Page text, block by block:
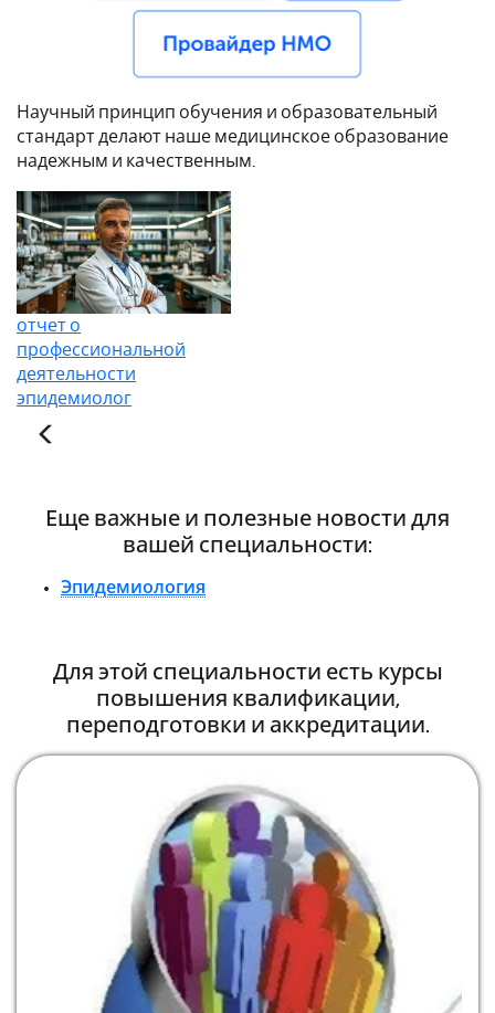
Научный принцип обучения и образовательный
стандарт делают наше медицинское образование
надежным и качественным.
отчет о
профессиональной
деятельности
эпидемиолог
Еще важные и полезные новости для
вашей специальности:
Эпидемиология
Для этой специальности есть курсы
повышения квалификации,
переподготовки и аккредитации.